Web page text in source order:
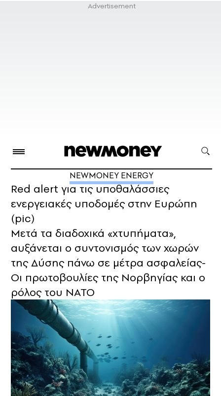
NEWMONEY ENERGY
Red alert για τις υποθαλάσσιες
ενεργειακές υποδομές στην Ευρώπη
(pic)
Μετά τα διαδοχικά «χτυπήματα»,
αυξάνεται ο συντονισμός των χωρών
της Δύσης πάνω σε μέτρα ασφαλείας-
Οι πρωτοβουλίες της Νορβηγίας και ο
ρόλος του ΝΑΤΟ